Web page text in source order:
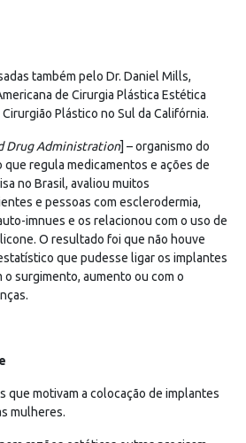
também pelo Dr. Daniel Mills,
de Cirurgia Plástica Estética
Plástico no Sul da Califórnia.
Drug Administration] – organismo do
regula medicamentos e ações de
no Brasil, avaliou muitos
e pessoas com esclerodermia,
imnues e os relacionou com o uso de
O resultado foi que não houve
que pudesse ligar os implantes
o surgimento, aumento ou com o
que motivam a colocação de implantes
mulheres.